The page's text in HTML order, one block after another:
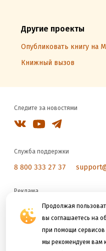
Продолжая
вы соглашаетесь на
при помощи сервисов
мы рекомендуем вам
Другие проекты
Опубликовать книгу на
Книжный вызов
Следите за новостями
Служба поддержки
8 800 333 27 37
Реклама
reklama@litres.ru
Мы принимаем к оплате